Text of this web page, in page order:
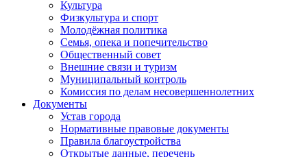
Культура
Физкультура и спорт
Молодёжная политика
Семья, опека и попечительство
Общественный совет
Внешние связи и туризм
Муниципальный контроль
Комиссия по делам несовершеннолетних
Документы
Устав города
Нормативные правовые документы
Правила благоустройства
Открытые данные, перечень